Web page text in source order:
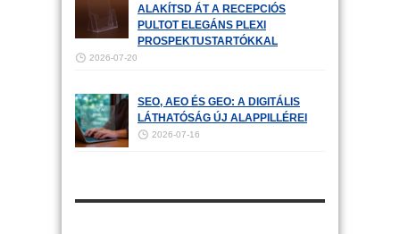
ALAKÍTSD ÁT A RECEPCIÓS
PULTOT ELEGÁNS PLEXI
PROSPEKTUSTARTÓKKAL
2026-07-20
SEO, AEO ÉS GEO: A DIGITÁLIS
LÁTHATÓSÁG ÚJ ALAPPILLÉREI
2026-07-16